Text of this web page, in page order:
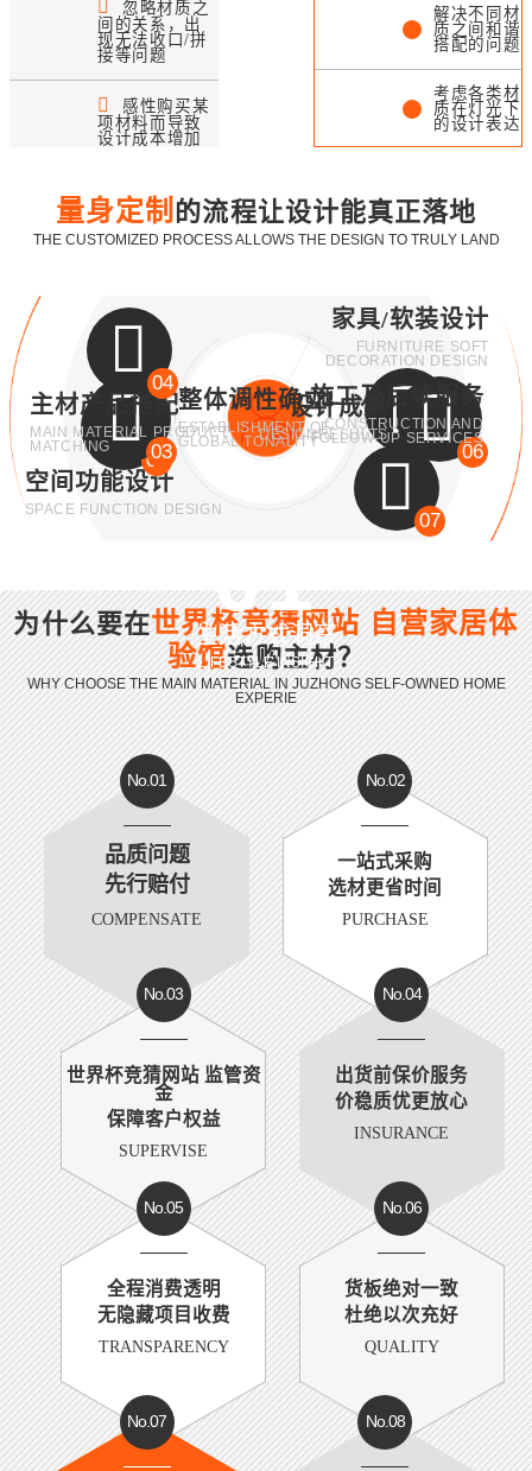
忽略材质之
间的关系，出
现无法收口/拼
接等问题
感性购买某
项材料而导致
设计成本增加
解决不同材
质之间和谐
搭配的问题
考虑各类材
质在灯光下
的设计表达
口落地处理
量身定制 的流程让设计能真正落地
THE CUSTOMIZED PROCESS ALLOWS THE DESIGN TO TRULY LAND
02
空间功能设计
SPACE FUNCTION DESIGN
03
整体调性确立
ESTABLISHMENT OF
GLOBAL TONALITY
04
主材产品搭配
MAIN MATERIAL PRODUCT
MATCHING
家具/软装设计
FURNITURE SOFT
DECORATION DESIGN
05
设计成果
DESIGNRESULTS
06
施工及后续服务
CONSTRUCTION AND
FOLLOW-UP SERVICES
07
01
生活方式洞察
LIFESTYLE INSIGHT
为什么要在世界杯竞猜网站 自营家居体
验馆选购主材？
WHY CHOOSE THE MAIN MATERIAL IN JUZHONG SELF-OWNED HOME
EXPERIE
No.01
品质问题
先行赔付
COMPENSATE
No.02
一站式采购
选材更省时间
PURCHASE
No.03
世界杯竞猜网站 监管资
金
保障客户权益
SUPERVISE
No.04
出货前保价服务
价稳质优更放心
INSURANCE
No.05
全程消费透明
无隐藏项目收费
TRANSPARENCY
No.06
货板绝对一致
杜绝以次充好
QUALITY
No.07 No.08